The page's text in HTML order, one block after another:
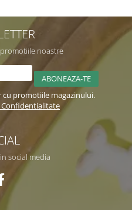
noastre
cu promotiile magazinului.
Confidentialitate
social media